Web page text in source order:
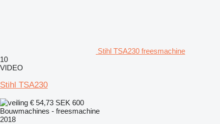
Stihl TSA230 freesmachine
10
VIDEO
Stihl TSA230
€ 54,73 SEK 600
Bouwmachines - freesmachine
2018